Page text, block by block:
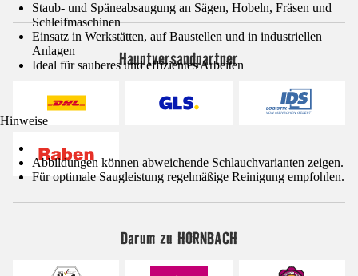
Staub- und Späneabsaugung an Sägen, Hobeln, Fräsen und
Schleifmaschinen
Einsatz in Werkstätten, auf Baustellen und in industriellen
Anlagen
Ideal für sauberes und effizientes Arbeiten
Hinweise
Abbildungen können abweichende Schlauchvarianten zeigen.
Für optimale Saugleistung regelmäßige Reinigung empfohlen.
Hauptversandpartner
Darum zu HORNBACH